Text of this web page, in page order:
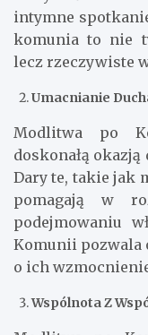
intymne
komunia to nie
lecz rzeczywiste
Umacnianie
Modlitwa po
doskonałą okazją
Dary te, takie jak
pomagają w
podejmowaniu
Komunii pozwala
o ich
Wspólnota Z